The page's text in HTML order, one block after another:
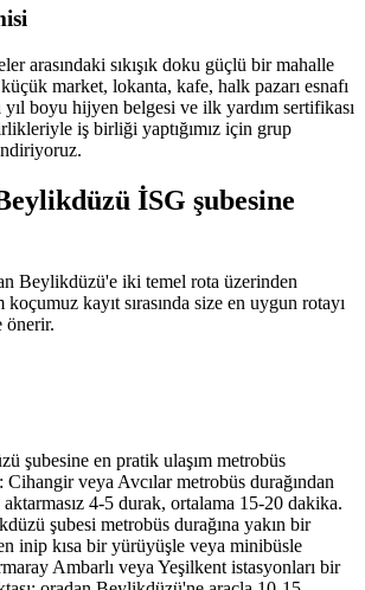
arasındaki sıkışık doku güçlü bir mahalle
market, lokanta, kafe, halk pazarı esnafı
yıl boyu hijyen belgesi ve ilk yardım sertifikası
iş birliği yaptığımız için grup
İSG şubesine
Beylikdüzü'e iki temel rota üzerinden
kayıt sırasında size en uygun rotayı
önerir.
şubesine en pratik ulaşım metrobüs
Cihangir veya Avcılar metrobüs durağından
4-5 durak, ortalama 15-20 dakika.
şubesi metrobüs durağına yakın bir
inip kısa bir yürüyüşle veya minibüsle
Ambarlı veya Yeşilkent istasyonları bir